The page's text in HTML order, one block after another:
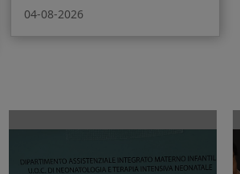
04-08-2026